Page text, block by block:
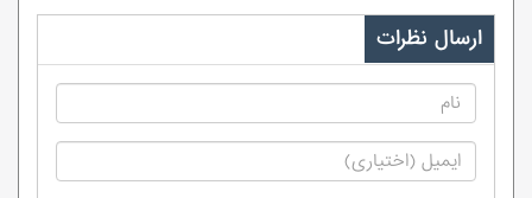
ارسال نظرات